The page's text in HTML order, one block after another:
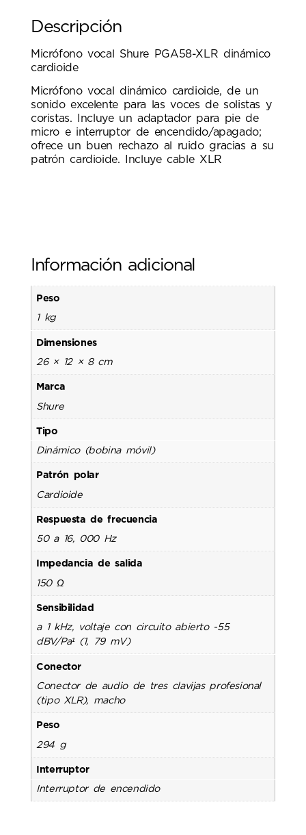
Descripción
Micrófono vocal Shure PGA58-XLR dinámico
cardioide
Micrófono vocal dinámico cardioide, de un
sonido excelente para las voces de solistas y
coristas. Incluye un adaptador para pie de
micro e interruptor de encendido/apagado;
ofrece un buen rechazo al ruido gracias a su
patrón cardioide. Incluye cable XLR
Información adicional
Peso
1 kg
Dimensiones
26 × 12 × 8 cm
Marca
Shure
Tipo
Dinámico (bobina móvil)
Patrón polar
Cardioide
Respuesta de frecuencia
50 a 16, 000 Hz
Impedancia de salida
150 Ω
Sensibilidad
a 1 kHz, voltaje con circuito abierto -55
dBV/Pa¹ (1, 79 mV)
Conector
Conector de audio de tres clavijas profesional
(tipo XLR), macho
Peso
294 g
Interruptor
Interruptor de encendido